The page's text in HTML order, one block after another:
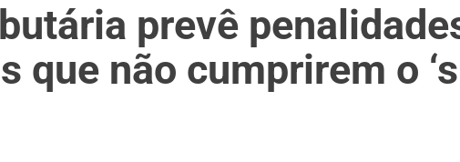
prevê
que não cumprirem o